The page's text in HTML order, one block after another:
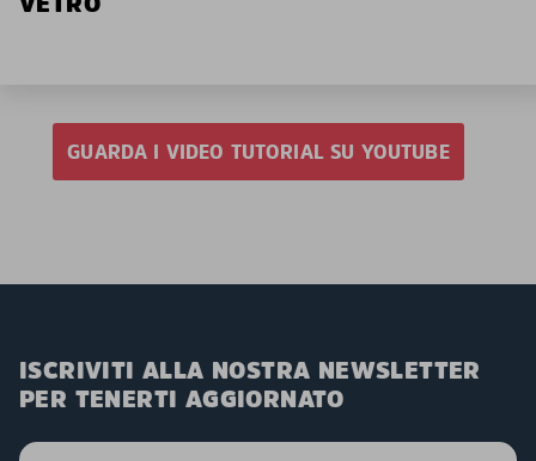
GUARDA I VIDEO TUTORIAL SU YOUTUBE
ISCRIVITI ALLA NOSTRA NEWSLETTER
PER TENERTI AGGIORNATO